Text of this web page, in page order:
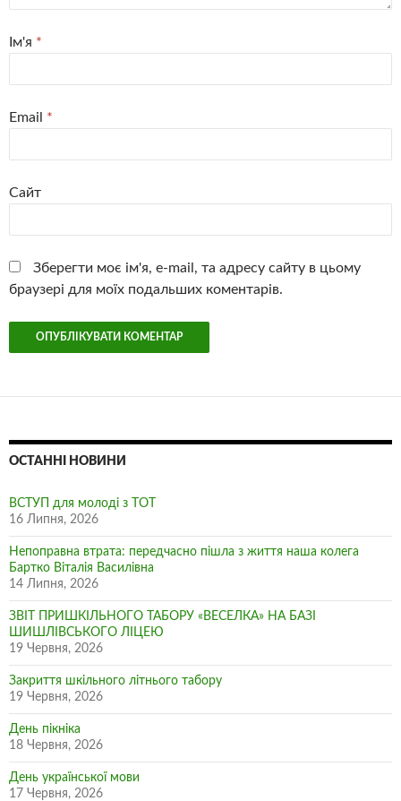
Ім'я *
Email *
Сайт
Зберегти моє ім'я, e-mail, та адресу сайту в цьому
браузері для моїх подальших коментарів.
ОСТАННІ НОВИНИ
ВСТУП для молоді з ТОТ
16 Липня, 2026
Непоправна втрата: передчасно пішла з життя наша колега
Бартко Віталія Василівна
14 Липня, 2026
ЗВІТ ПРИШКІЛЬНОГО ТАБОРУ «ВЕСЕЛКА» НА БАЗІ
ШИШЛІВСЬКОГО ЛІЦЕЮ
19 Червня, 2026
Закриття шкільного літнього табору
19 Червня, 2026
День пікніка
18 Червня, 2026
День української мови
17 Червня, 2026